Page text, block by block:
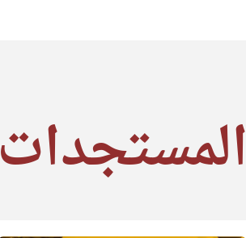
المستجدات